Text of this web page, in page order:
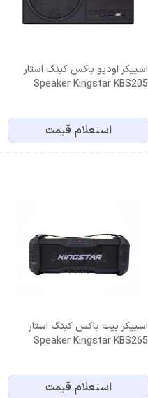
اسپیکر اودیو باکس کینگ استار
Speaker Kingstar KBS205
استعلام قیمت
اسپیکر بیت باکس کینگ استار
Speaker Kingstar KBS265
استعلام قیمت